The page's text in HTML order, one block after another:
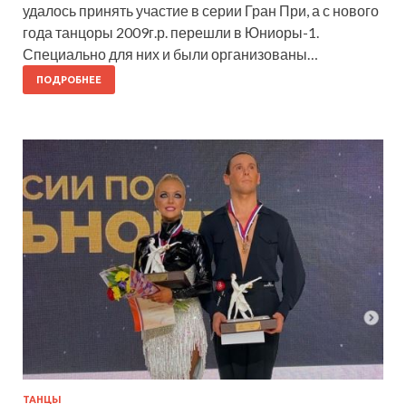
удалось принять участие в серии Гран При, а с нового
года танцоры 2009г.р. перешли в Юниоры-1.
Специально для них и были организованы…
ПОДРОБНЕЕ
ТАНЦЫ